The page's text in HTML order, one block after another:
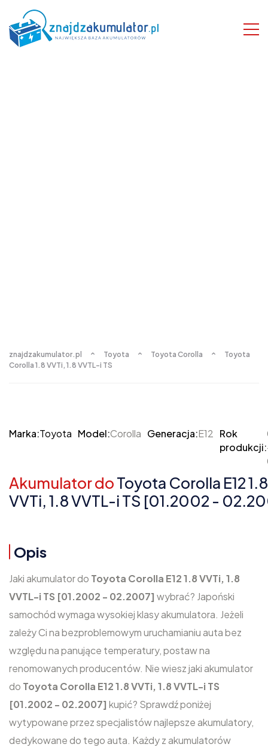
znajdzakumulator.pl Toyota Toyota Corolla
Toyota
Corolla 1.8 VVTi, 1.8 VVTL-i TS
Marka:Toyota Model:Corolla Generacja:E12 Rok
produkcji:
Akumulator doToyota Corolla E12 1.8
VVTi, 1.8 VVTL-i TS [01.2002 -
Opis
Jaki akumulator do Toyota Corolla E12 1.8 VVTi, 1.8
VVTL-i TS [01.2002 - 02.2007] wybrać? Japoński
samochód wymaga wysokiej klasy akumulatora. Jeżeli
zależy Ci na bezproblemowym uruchamianiu auta bez
względu na panujące temperatury, postaw na
renomowanych producentów. Nie wiesz jaki akumulator
do Toyota Corolla E12 1.8 VVTi, 1.8 VVTL-i TS
[01.2002 - 02.2007] kupić? Sprawdź poniżej
wytypowane przez specjalistów najlepsze akumulatory,
dedykowane do tego auta. Każdy z akumulatorów